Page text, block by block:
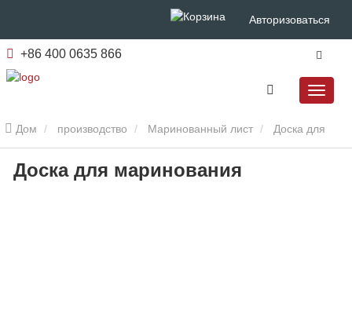
Авторизоваться
+86 400 0635 866
Дом производство Маринованный лист
маринования
Доска для маринования